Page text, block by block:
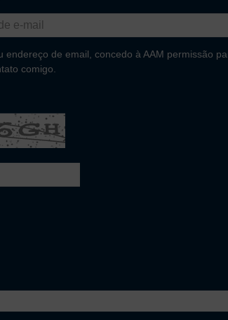
endereço de email, concedo à AAM permissão
comigo.